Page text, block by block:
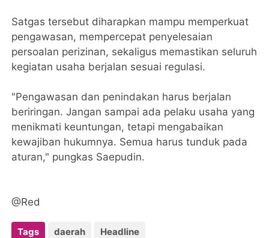
Satgas tersebut diharapkan mampu memperkuat
pengawasan, mempercepat penyelesaian
persoalan perizinan, sekaligus memastikan seluruh
kegiatan usaha berjalan sesuai regulasi.
"Pengawasan dan penindakan harus berjalan
beriringan. Jangan sampai ada pelaku usaha yang
menikmati keuntungan, tetapi mengabaikan
kewajiban hukumnya. Semua harus tunduk pada
aturan," pungkas Saepudin.
@Red
Tags daerah Headline